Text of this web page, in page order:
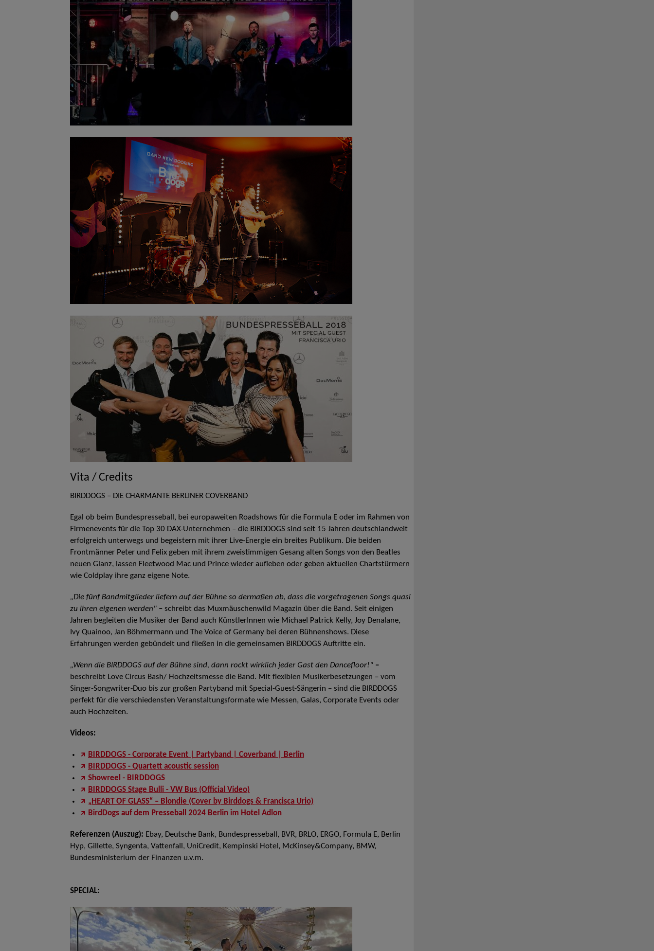
Vita / Credits
BIRDDOGS – DIE CHARMANTE BERLINER COVERBAND
Egal ob beim Bundespresseball, bei europaweiten Roadshows für die Formula E oder im Rahmen von
Firmenevents für die Top 30 DAX-Unternehmen – die BIRDDOGS sind seit 15 Jahren deutschlandweit
erfolgreich unterwegs und begeistern mit ihrer Live-Energie ein breites Publikum. Die beiden
Frontmänner Peter und Felix geben mit ihrem zweistimmigen Gesang alten Songs von den Beatles
neuen Glanz, lassen Fleetwood Mac und Prince wieder aufleben oder geben aktuellen Chartstürmern
wie Coldplay ihre ganz eigene Note.
„Die fünf Bandmitglieder liefern auf der Bühne so dermaßen ab, dass die vorgetragenen Songs quasi
zu ihren eigenen werden" – schreibt das Muxmäuschenwild Magazin über die Band. Seit einigen
Jahren begleiten die Musiker der Band auch KünstlerInnen wie Michael Patrick Kelly, Joy Denalane,
Ivy Quainoo, Jan Böhmermann und The Voice of Germany bei deren Bühnenshows. Diese
Erfahrungen werden gebündelt und fließen in die gemeinsamen BIRDDOGS Auftritte ein.
„Wenn die BIRDDOGS auf der Bühne sind, dann rockt wirklich jeder Gast den Dancefloor!" –
beschreibt Love Circus Bash/ Hochzeitsmesse die Band. Mit flexiblen Musikerbesetzungen – vom
Singer-Songwriter-Duo bis zur großen Partyband mit Special-Guest-Sängerin – sind die BIRDDOGS
perfekt für die verschiedensten Veranstaltungsformate wie Messen, Galas, Corporate Events oder
auch Hochzeiten.
Videos:
BIRDDOGS - Corporate Event | Partyband | Coverband | Berlin
BIRDDOGS - Quartett acoustic session
Showreel - BIRDDOGS
BIRDDOGS Stage Bulli - VW Bus (Official Video)
„HEART OF GLASS“ – Blondie (Cover by Birddogs & Francisca Urio)
BirdDogs auf dem Presseball 2024 Berlin im Hotel Adlon
Referenzen (Auszug): Ebay, Deutsche Bank, Bundespresseball, BVR, BRLO, ERGO, Formula E, Berlin
Hyp, Gillette, Syngenta, Vattenfall, UniCredit, Kempinski Hotel, McKinsey&Company, BMW,
Bundesministerium der Finanzen u.v.m.
SPECIAL: